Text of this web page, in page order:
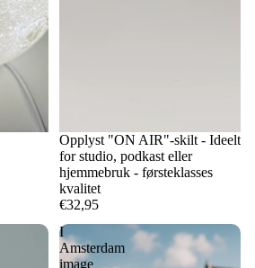
Opplyst "ON AIR"-skilt - Ideelt
for studio, podkast eller
hjemmebruk - førsteklasses
kvalitet
€32,95
I
Amsterdam
image